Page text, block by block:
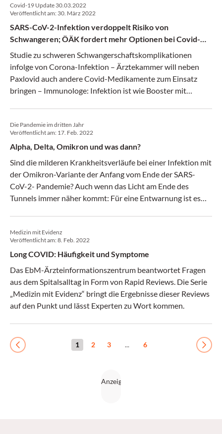
wieder an – EMA begann Evaluierung der Zulassung von
Valneva-Vakzin – Pfizer und BioNTech verschieben
Impfstofflieferung an EU
Covid-19 Update 30.03.2022
Veröffentlicht am: 30. März 2022
SARS-CoV-2-Infektion verdoppelt Risiko von
Schwangeren; ÖÄK fordert mehr Optionen bei Covid-
Medikamenten
Studie zu schweren Schwangerschaftskomplikationen
infolge von Corona-Infektion – Ärztekammer will neben
Paxlovid auch andere Covid-Medikamente zum Einsatz
bringen – Immunologe: Infektion ist wie Booster mit
plädiert für vierte Impfung für alle ab 60 EU-weit – US-
Behörde lässt zweite Auffrischungsimpfung ab 50 Jahren zu
– EU-Arzneimittelbehörde startet Prüfung von Booster-
Impfstoff Hipra
Die Pandemie im dritten Jahr
Veröffentlicht am: 17. Feb. 2022
Alpha, Delta, Omikron und was dann?
Sind die milderen Krankheitsverläufe bei einer Infektion mit
der Omikron-Variante der Anfang vom Ende der SARS-
CoV-2- Pandemie? Auch wenn das Licht am Ende des
Tunnels immer näher kommt: Für eine Entwarnung ist es
Medizin mit Evidenz
Veröffentlicht am:8. Feb. 2022
Long COVID: Häufigkeit und Symptome
Das EbM-Ärzteinformationszentrum beantwortet Fragen
aus dem Spitalsalltag in Form von Rapid Reviews. Die Serie
„Medizin mit Evidenz“ bringt die Ergebnisse dieser Reviews
auf den Punkt und lässt Experten zu Wort kommen.
Previous 1 2 3 ... 6 Next